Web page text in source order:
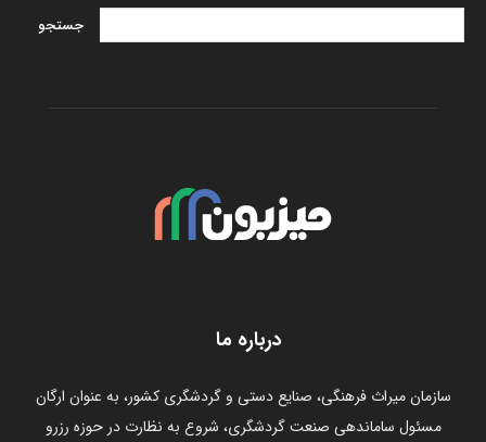
درباره ما
سازمان میراث فرهنگی، صنایع دستی و گردشگری کشور، به عنوان ارگان
مسئول ساماندهی صنعت گردشگری، شروع به نظارت در حوزه رزرو